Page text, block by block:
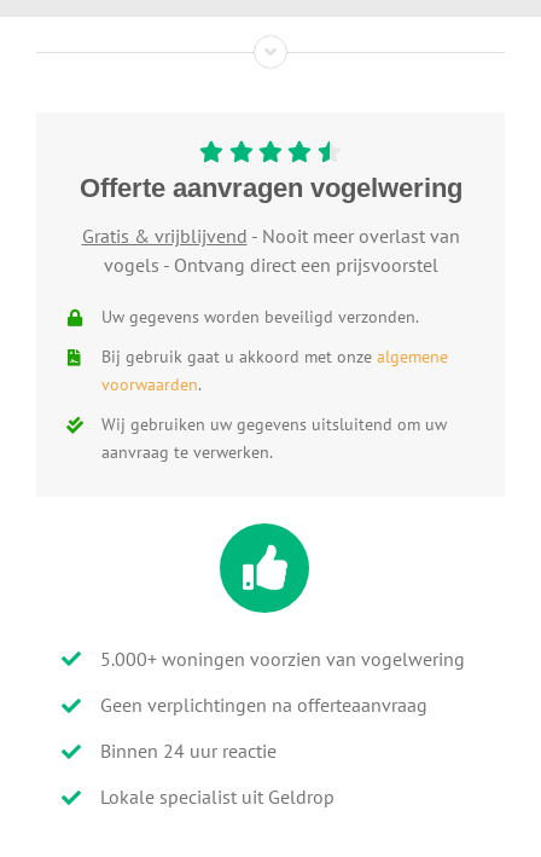
Offerte aanvragen vogelwering
Gratis & vrijblijvend - Nooit meer overlast van
vogels - Ontvang direct een prijsvoorstel
Uw gegevens worden beveiligd verzonden.
Bij gebruik gaat u akkoord met onze algemene
voorwaarden.
Wij gebruiken uw gegevens uitsluitend om uw
aanvraag te verwerken.
5.000+ woningen voorzien van vogelwering
Geen verplichtingen na offerteaanvraag
Binnen 24 uur reactie
Lokale specialist uit Geldrop